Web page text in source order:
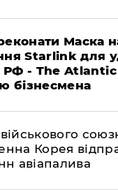
Маска
Starlink для
РФ - The Atlantic
бізнесмена
Корея
авіапалива